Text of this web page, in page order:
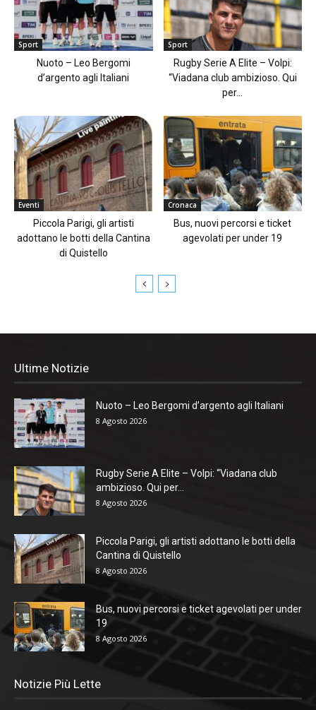
Sport
Nuoto – Leo Bergomi
d’argento agli Italiani
Sport
Rugby Serie A Elite – Volpi:
“Viadana club ambizioso. Qui
per...
Eventi
Piccola Parigi, gli artisti
adottano le botti della Cantina
di Quistello
Cronaca
Bus, nuovi percorsi e ticket
agevolati per under 19
Ultime Notizie
Nuoto – Leo Bergomi d’argento agli Italiani
8 Agosto 2026
Rugby Serie A Elite – Volpi: “Viadana club
ambizioso. Qui per...
8 Agosto 2026
Piccola Parigi, gli artisti adottano le botti della
Cantina di Quistello
8 Agosto 2026
Bus, nuovi percorsi e ticket agevolati per under
19
8 Agosto 2026
Notizie Più Lette